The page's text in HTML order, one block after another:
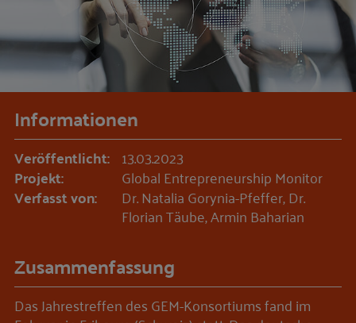
Informationen
Veröffentlicht: 13.03.2023
Projekt: Global Entrepreneurship Monitor
Verfasst von: Dr. Natalia Gorynia-Pfeffer, Dr.
Florian Täube, Armin Baharian
Zusammenfassung
Das Jahrestreffen des GEM-Konsortiums fand im